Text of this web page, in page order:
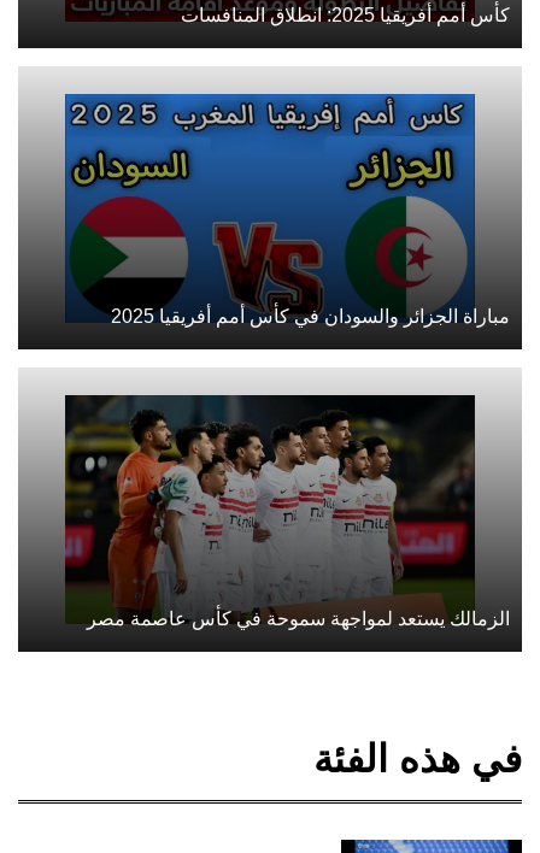
كأس أمم أفريقيا 2025: انطلاق المنافسات
مباراة الجزائر والسودان في كأس أمم أفريقيا 2025
الزمالك يستعد لمواجهة سموحة في كأس عاصمة مصر
في هذه الفئة